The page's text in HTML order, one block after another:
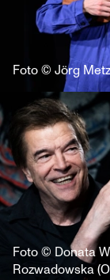
Foto © Jörg
Foto © Donata
Rozwadowska